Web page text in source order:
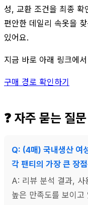
성, 교환 조건을 최종 확
편안한 데일리 속옷을
있어요.
지금 바로 아래 링크에
구매 경로 확인하기
❓ 자주 묻는 질
Q: (4매) 국내생산 여
각 팬티의 가장 큰 장
A: 리뷰 분석 결과, 사
높은 만족도를 보이고